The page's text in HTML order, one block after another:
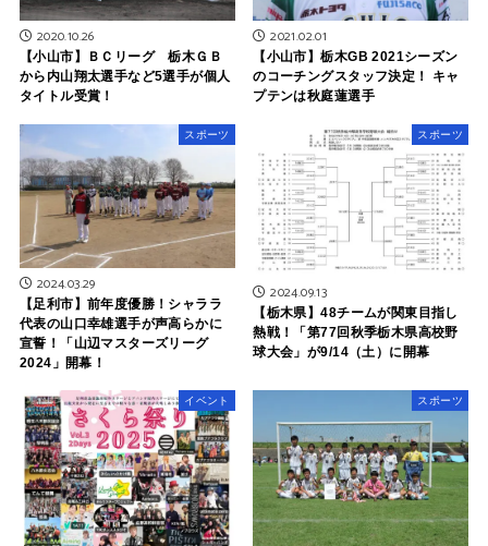
2020.10.26
【小山市】ＢＣリーグ 栃木ＧＢ
から内山翔太選手など5選手が個人
タイトル受賞！
2021.02.01
【小山市】栃木GB 2021シーズン
のコーチングスタッフ決定！ キャ
プテンは秋庭蓮選手
スポーツ
2024.03.29
【足利市】前年度優勝！シャララ
代表の山口幸雄選手が声高らかに
宣誓！「山辺マスターズリーグ
2024」開幕！
スポーツ
2024.09.13
【栃木県】48チームが関東目指し
熱戦！「第77回秋季栃木県高校野
球大会」が9/14（土）に開幕
イベント スポーツ